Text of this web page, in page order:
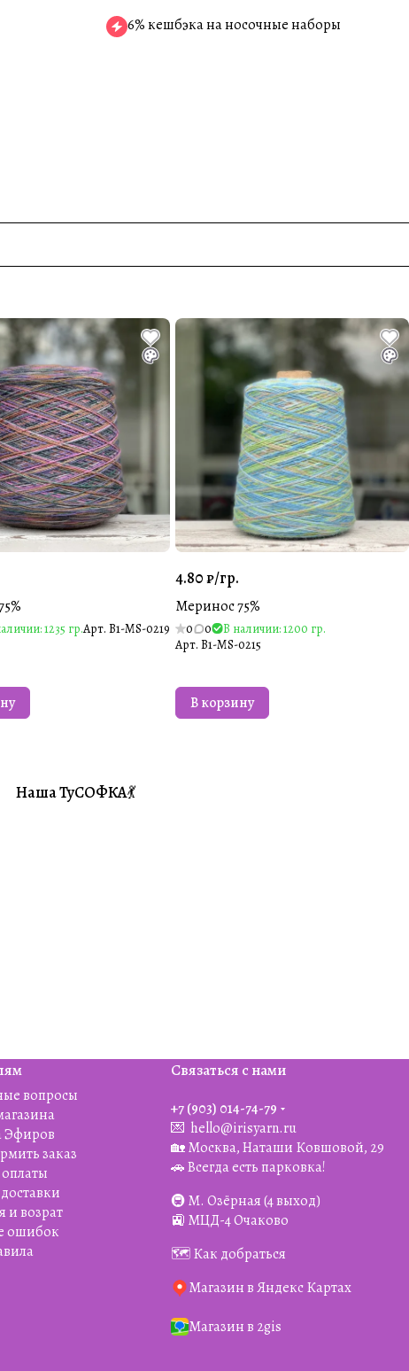
6% кешбэка на носочные наборы
1235 гр.Арт. B1-MS-0219
4.80 ₽/гр.
Меринос 75%
0 0
В наличии: 1200 гр.
Арт. B1-MS-0215
В корзину
#Совместники
Наша ТуСОФКА💃
вопросы
Эфиров
заказ
и возрат
ошибок
Связаться с нами
+7 (903) 014-74-79‬
💌 hello@irisyarn.ru
🏡 Москва, Наташи Ковшовой, 29
🚗 Всегда есть парковка!
🚇 М. Озёрная (4 выход)
🚉 МЦД-4 Очаково
🗺️ Как добраться
Магазин в Яндекс Картах
Магазин в 2gis